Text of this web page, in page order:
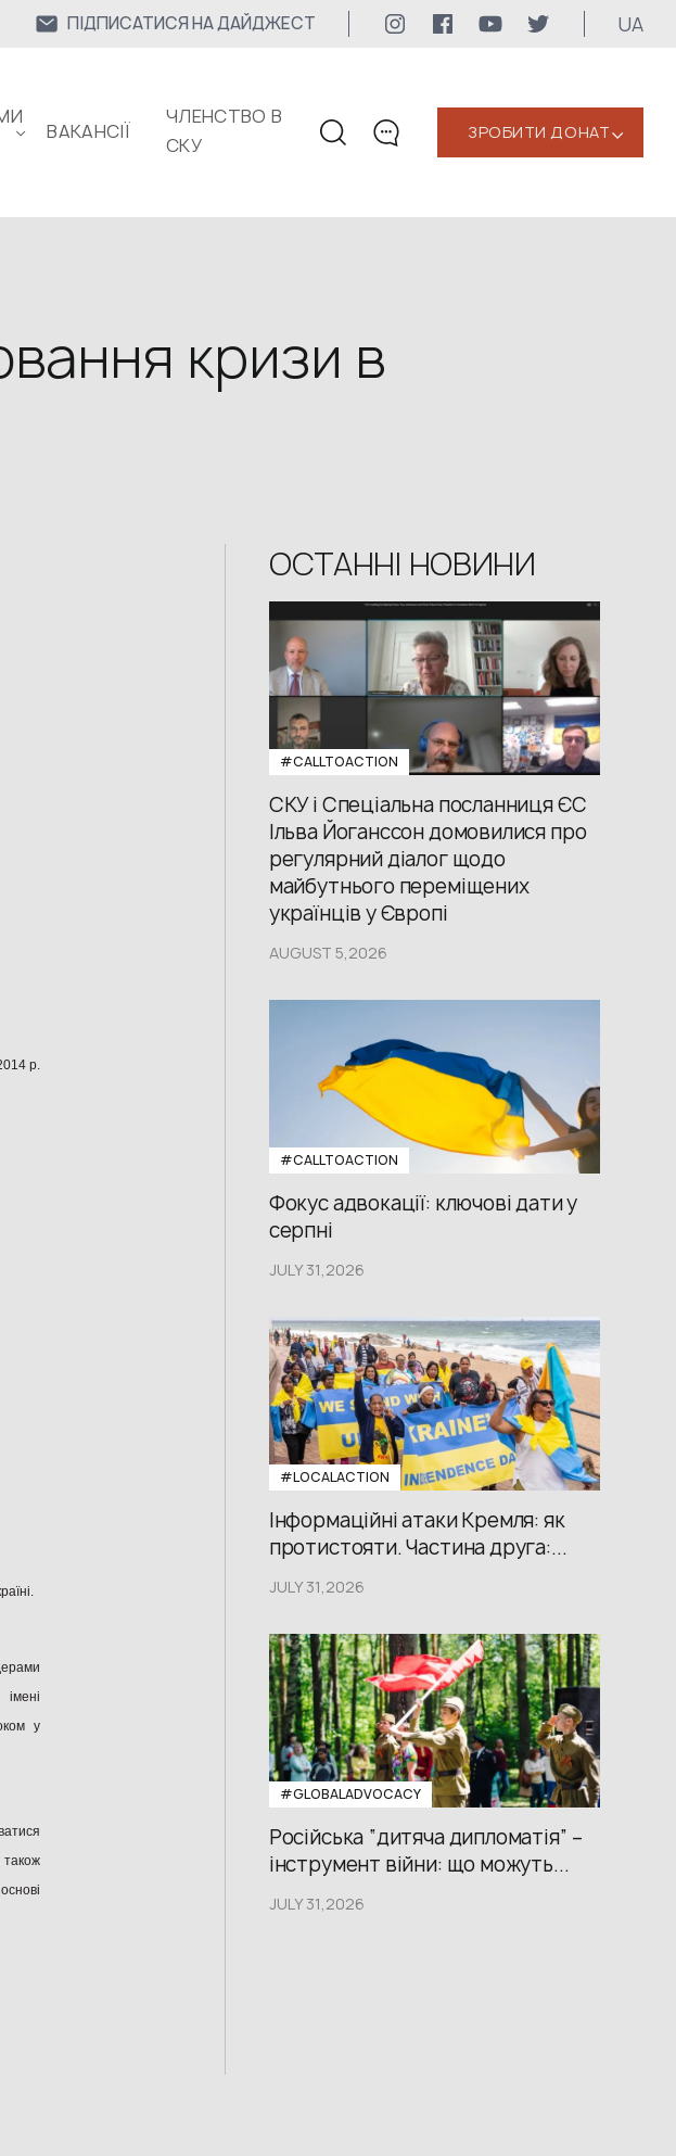
ПІДПИСАТИСЯ НА ДАЙДЖЕСТ UA
ВАКАНСІЇ
ЧЛЕНСТВО В
СКУ
КОНТАКТИ
Для медіа
ЗРОБИТИ ДОНАТ‹
кризи в
р.
у
ОСТАННІ НОВИНИ
#CALLTOACTION
СКУ і Спеціальна посланниця ЄС
Ільва Йоганссон домовилися про
регулярний діалог щодо
майбутнього переміщених
українців у Європі
AUGUST 5,2026
#CALLTOACTION
Фокус адвокації: ключові дати у
серпні
JULY 31,2026
#LOCALACTION
Інформаційні атаки Кремля: як
протистояти. Частина друга:...
JULY 31,2026
#GLOBALADVOCACY
Російська “дитяча дипломатія” –
інструмент війни: що можуть...
JULY 31,2026